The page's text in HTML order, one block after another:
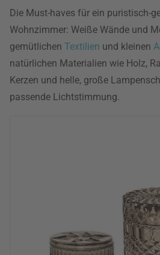
Die Must-haves für ein puristisch-
Wohnzimmer: Weiße Wände und
gemütlichen Textilien und kleinen
natürlichen Materialien wie Holz,
Kerzen und helle, große
passende Lichtstimmung.